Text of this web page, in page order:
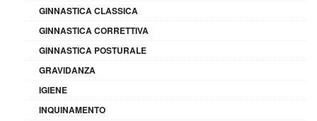
GINNASTICA CLASSICA
GINNASTICA CORRETTIVA
GINNASTICA POSTURALE
GRAVIDANZA
IGIENE
INQUINAMENTO